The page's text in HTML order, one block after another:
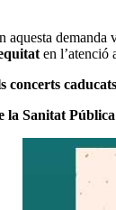
aquesta
en l’atenció
concerts
la Sanitat